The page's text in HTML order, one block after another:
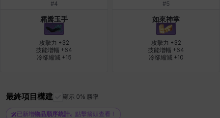
蓋瑞特 達爾科
阿爾達 雪琳
青燕 馬庫斯
#4
霜瓣玉手
攻擊力 +32
技能增幅 +64
冷卻縮減 +15
#5
如來神掌
攻擊力 +32
技能增幅 +64
冷卻縮減 +10
最終項目構建 顯示 0% 勝率
已新增物品順序統計。點擊箭頭查看！